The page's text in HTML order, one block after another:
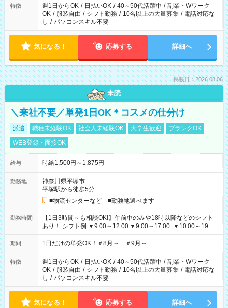
特徴 週1日からOK / 日払いOK / 40～50代活躍中 / 副業・Wワーク
OK / 服装自由 / シフト勤務 / 10名以上の大量募集 / 電話対応な
し / パソコンスキル不要
気になる！ 応募する 詳細へ
掲載日：2026.08.06
未読
＼来社不要／単発1日OK＊コスメの仕分け
派遣 職種未経験OK 社会人未経験OK 大学生歓迎
ブランクOK
WEB登録・面接OK
給与 時給1,500円～1,875円
勤務地
神奈川県平塚市
平塚駅から徒歩5分
■物流センターなど ■勤務地選べます
勤務時間
【1日3時間～も相談OK!】午前中のみや18時以降などのシフト
あり！ シフト例 ▼9:00～12:00 ▼9:00～17:00 ▼10:00～19:00
▼18:00～21:00
期間 1日だけの単発OK！＃8月～ ＃9月～
特徴 週1日からOK / 日払いOK / 40～50代活躍中 / 副業・Wワーク
OK / 服装自由 / シフト勤務 / 10名以上の大量募集 / 電話対応な
し / パソコンスキル不要
気になる！ 応募する 詳細へ